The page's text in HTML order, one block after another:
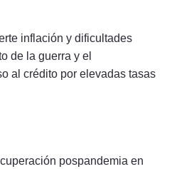
inflación y dificultades
de la guerra y el
al crédito por elevadas tasas
pospandemia en